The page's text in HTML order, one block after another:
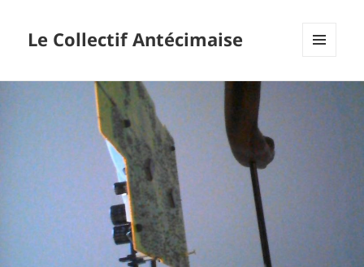
Le Collectif Antécimaise
WIDGETS